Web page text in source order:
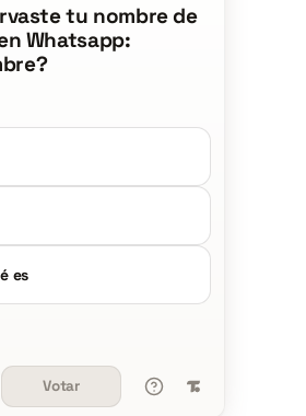
tu nombre de
Whatsapp:
es
Votar